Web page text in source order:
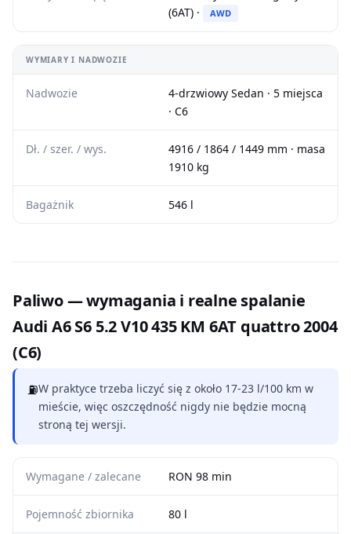
(6AT) ·
AWD
WYMIARY I NADWOZIE
Nadwozie
4-drzwiowy Sedan · 5 miejsca
· C6
Dł. / szer. / wys.
4916 / 1864 / 1449 mm · masa
1910 kg
Bagażnik 546 l
Paliwo — wymagania i realne spalanie
Audi A6 S6 5.2 V10 435 KM 6AT quattro 2004
(C6)
⛽W praktyce trzeba liczyć się z około 17-23 l/100 km w
mieście, więc oszczędność nigdy nie będzie mocną
stroną tej wersji.
Wymagane / zalecane RON 98 min
Pojemność zbiornika 80 l